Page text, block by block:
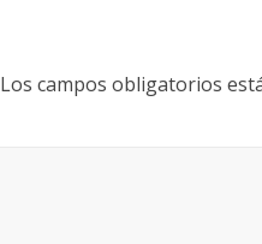
Los campos obligatorios